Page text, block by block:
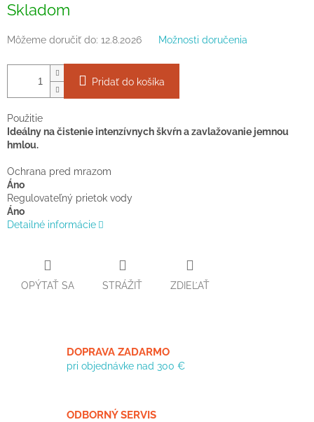
cena:
Skladom
Môžeme doručiť do: 12.8.2026 Možnosti doručenia
Pridať do košíka
Použitie
Ideálny na čistenie intenzívnych škvŕn a zavlažovanie jemnou
hmlou.
Ochrana pred mrazom
Áno
Regulovateľný prietok vody
Áno
Detailné informácie
OPÝTAŤ SA STRÁŽIŤ ZDIEĽAŤ
DOPRAVA ZADARMO
pri objednávke nad 300 €
ODBORNÝ SERVIS